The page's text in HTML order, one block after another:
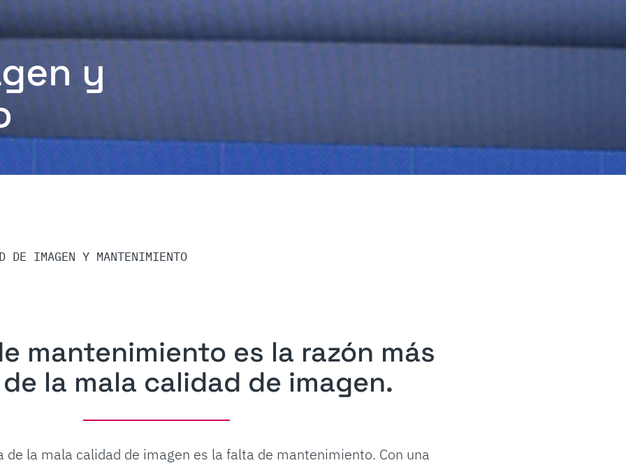
y
DE IMAGEN Y MANTENIMIENTO
mantenimiento es la razón más
la mala calidad de imagen.
de la mala calidad de imagen es la falta de mantenimiento. Con una